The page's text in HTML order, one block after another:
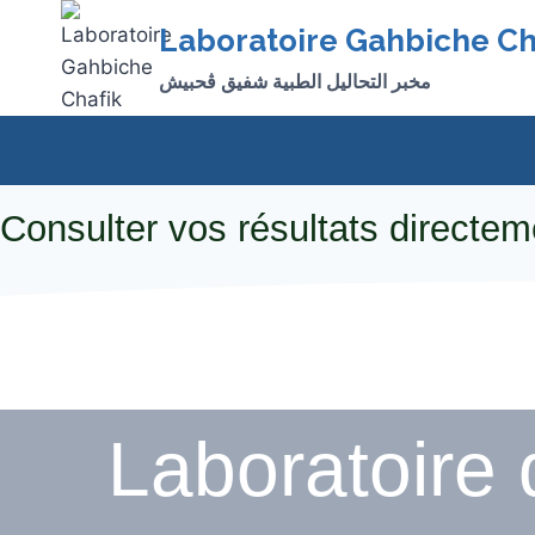
Laboratoire Gahbiche
مخبر التحاليل الطبية شفيق ڨحبيش
Consulter vos résultats
Laboratoire